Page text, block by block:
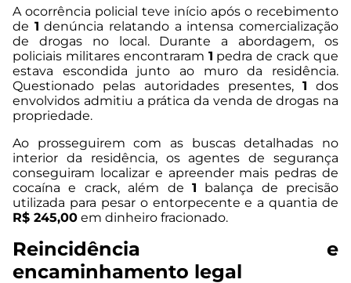
A ocorrência policial teve início após o recebimento
de 1 denúncia relatando a intensa comercialização
de drogas no local. Durante a abordagem, os
policiais militares encontraram 1 pedra de crack que
estava escondida junto ao muro da residência.
Questionado pelas autoridades presentes, 1 dos
envolvidos admitiu a prática da venda de drogas na
propriedade.
Ao prosseguirem com as buscas detalhadas no
interior da residência, os agentes de segurança
conseguiram localizar e apreender mais pedras de
cocaína e crack, além de 1 balança de precisão
utilizada para pesar o entorpecente e a quantia de
R$ 245,00 em dinheiro fracionado.
Reincidência e
encaminhamento legal